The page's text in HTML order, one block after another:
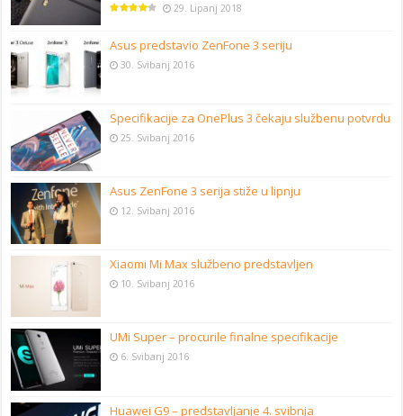
29. Lipanj 2018
Asus predstavio ZenFone 3 seriju
30. Svibanj 2016
Specifikacije za OnePlus 3 čekaju službenu potvrdu
25. Svibanj 2016
Asus ZenFone 3 serija stiže u lipnju
12. Svibanj 2016
Xiaomi Mi Max službeno predstavljen
10. Svibanj 2016
UMi Super – procurile finalne specifikacije
6. Svibanj 2016
Huawei G9 – predstavljanje 4. svibnja